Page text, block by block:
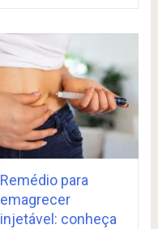
Remédio para
emagrecer
injetável: conheça